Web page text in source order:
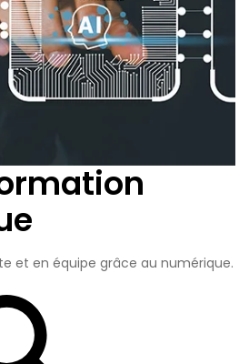
et en équipe grâce au numérique.